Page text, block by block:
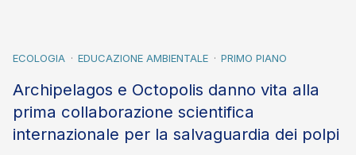
ECOLOGIA EDUCAZIONE AMBIENTALE PRIMO PIANO
Archipelagos e Octopolis danno vita alla
prima collaborazione scientifica
internazionale per la salvaguardia dei polpi